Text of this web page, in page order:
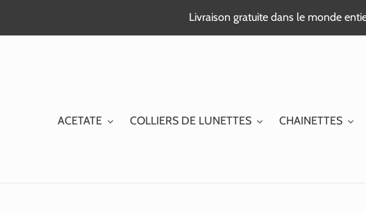
Livraison gratuite dans le monde
ACETATE COLLIERS DE LUNETTES CHAINETTES